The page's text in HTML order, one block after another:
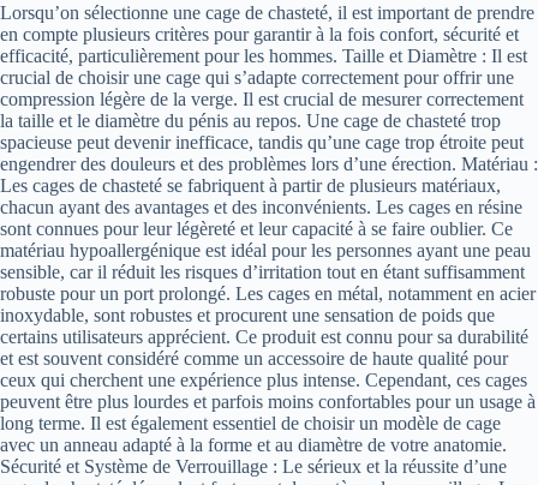
Lorsqu’on sélectionne une cage de chasteté, il est important de prendre
en compte plusieurs critères pour garantir à la fois confort, sécurité et
efficacité, particulièrement pour les hommes. Taille et Diamètre : Il est
crucial de choisir une cage qui s’adapte correctement pour offrir une
compression légère de la verge. Il est crucial de mesurer correctement
la taille et le diamètre du pénis au repos. Une cage de chasteté trop
spacieuse peut devenir inefficace, tandis qu’une cage trop étroite peut
engendrer des douleurs et des problèmes lors d’une érection. Matériau :
Les cages de chasteté se fabriquent à partir de plusieurs matériaux,
chacun ayant des avantages et des inconvénients. Les cages en résine
sont connues pour leur légèreté et leur capacité à se faire oublier. Ce
matériau hypoallergénique est idéal pour les personnes ayant une peau
sensible, car il réduit les risques d’irritation tout en étant suffisamment
robuste pour un port prolongé. Les cages en métal, notamment en acier
inoxydable, sont robustes et procurent une sensation de poids que
certains utilisateurs apprécient. Ce produit est connu pour sa durabilité
et est souvent considéré comme un accessoire de haute qualité pour
ceux qui cherchent une expérience plus intense. Cependant, ces cages
peuvent être plus lourdes et parfois moins confortables pour un usage à
long terme. Il est également essentiel de choisir un modèle de cage
avec un anneau adapté à la forme et au diamètre de votre anatomie.
Sécurité et Système de Verrouillage : Le sérieux et la réussite d’une